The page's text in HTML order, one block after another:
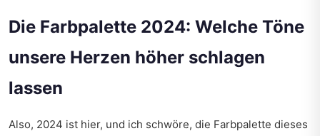
Die Farbpalette 2024: Welche Töne
unsere Herzen höher schlagen
lassen
Also, 2024 ist hier, und ich schwöre, die Farbpalette dieses